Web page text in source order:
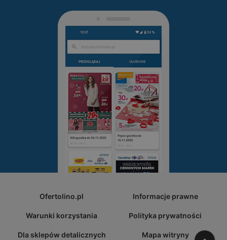
Ofertolino.pl Informacje prawne
Warunki korzystania Polityka prywatności
Dla sklepów detalicznych Mapa witryny